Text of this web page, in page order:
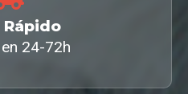
Rápido
24-72h